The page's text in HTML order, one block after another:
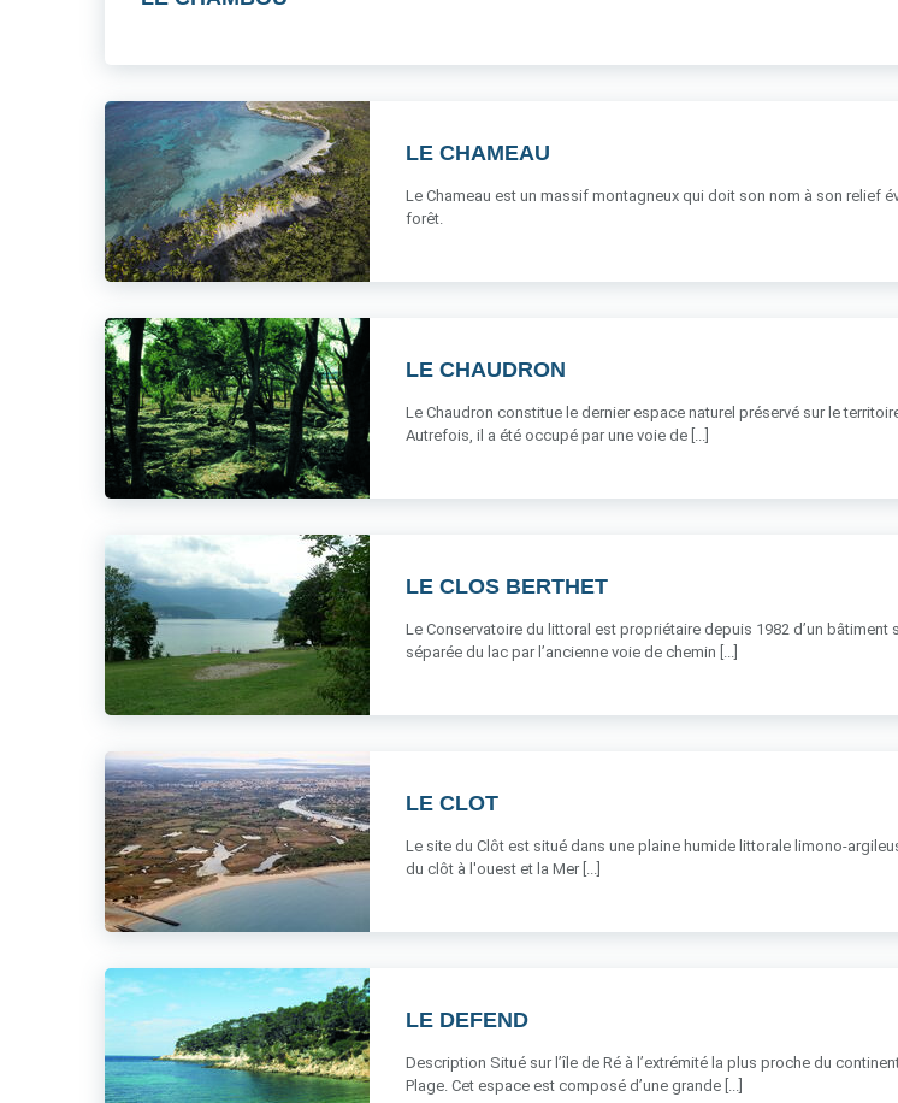
LE CHAMEAU
Le Chameau est un massif montagneux qui doit son nom à son relief
forêt.
LE CHAUDRON
Le Chaudron constitue le dernier espace naturel préservé sur le
Autrefois, il a été occupé par une voie de [...]
LE CLOS BERTHET
Le Conservatoire du littoral est propriétaire depuis 1982 d’un bâtiment
séparée du lac par l’ancienne voie de chemin [...]
LE CLOT
Le site du Clôt est situé dans une plaine humide littorale limono-
du clôt à l'ouest et la Mer [...]
LE DEFEND
Description Situé sur l’île de Ré à l’extrémité la plus proche du
Plage. Cet espace est composé d’une grande [...]